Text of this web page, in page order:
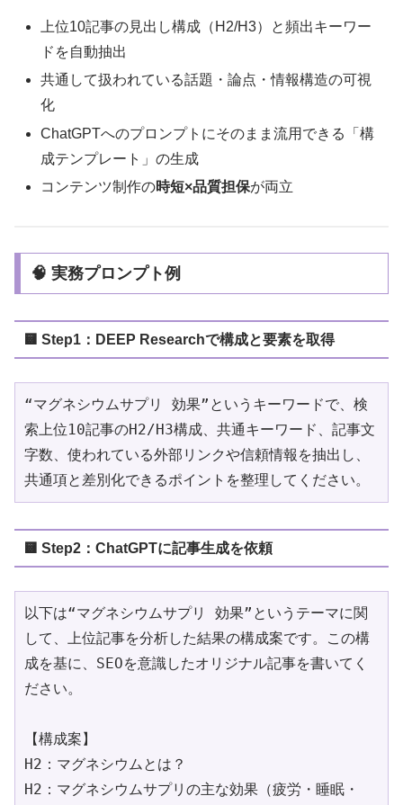
上位10記事の見出し構成（H2/H3）と頻出キーワー
ドを自動抽出
共通して扱われている話題・論点・情報構造の可視
化
ChatGPTへのプロンプトにそのまま流用できる「構
成テンプレート」の生成
コンテンツ制作の時短×品質担保が両立
🧠 実務プロンプト例
🟨 Step1：DEEP Researchで構成と要素を取得
“マグネシウムサプリ 効果”というキーワードで、検
索上位10記事のH2/H3構成、共通キーワード、記事文
字数、使われている外部リンクや信頼情報を抽出し、
共通項と差別化できるポイントを整理してください。
🟨 Step2：ChatGPTに記事生成を依頼
以下は“マグネシウムサプリ 効果”というテーマに関
して、上位記事を分析した結果の構成案です。この構
成を基に、SEOを意識したオリジナル記事を書いてく
ださい。
【構成案】
H2：マグネシウムとは？
H2：マグネシウムサプリの主な効果（疲労・睡眠・